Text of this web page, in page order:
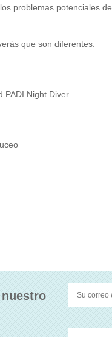
problemas potenciales
que son diferentes.
PADI Night Diver